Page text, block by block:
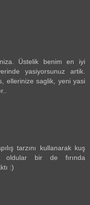
Üstelik benim en iyi
yasiyorsunuz artik.
ellerinize saglik, yeni yasi
tarzını kullanarak kuş
oldular bir de fırında
:)